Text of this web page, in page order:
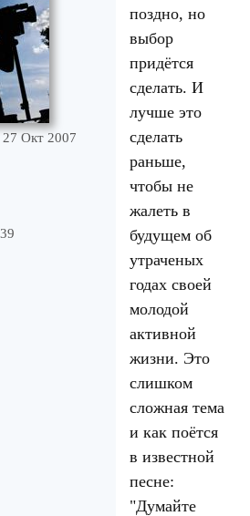
Окт 2007
поздно, но
выбор
придётся
сделать. И
лучше это
сделать
раньше,
чтобы не
жалеть в
будущем об
утраченых
годах своей
молодой
активной
жизни. Это
слишком
сложная тема
и как поётся
в известной
песне:
"Думайте